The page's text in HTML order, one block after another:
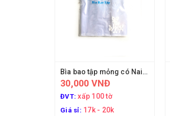
Bìa bao tập mỏng có Nai MGP
30,000 VNĐ
ĐVT:xấp 100 tờ
Giá sỉ: 17k - 20k